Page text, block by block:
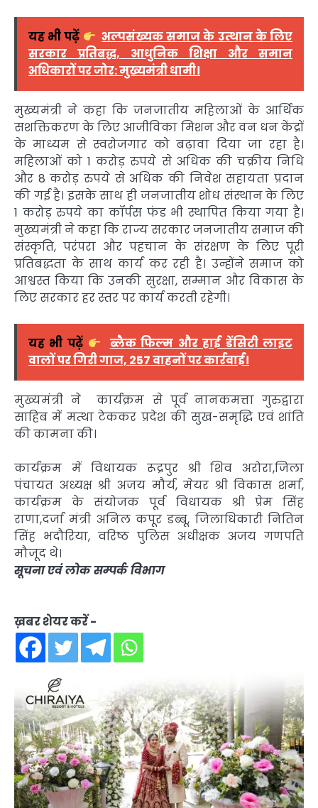
यह भी पढ़ें
अल्पसंख्यक समाज के उत्थान के लिए
सरकार प्रतिबद्ध, आधुनिक शिक्षा और समान
अधिकारों पर जोर: मुख्यमंत्री धामी।
मुख्यमंत्री ने कहा कि जनजातीय महिलाओं के आर्थिक
सशक्तिकरण के लिए आजीविका मिशन और वन धन केंद्रों
के माध्यम से स्वरोजगार को बढ़ावा दिया जा रहा है।
महिलाओं को 1 करोड़ रुपये से अधिक की चक्रीय निधि
और 8 करोड़ रुपये से अधिक की निवेश सहायता प्रदान
की गई है। इसके साथ ही जनजातीय शोध संस्थान के लिए
1 करोड़ रुपये का कॉर्पस फंड भी स्थापित किया गया है।
मुख्यमंत्री ने कहा कि राज्य सरकार जनजातीय समाज की
संस्कृति, परंपरा और पहचान के संरक्षण के लिए पूरी
प्रतिबद्धता के साथ कार्य कर रही है। उन्होंने समाज को
आश्वस्त किया कि उनकी सुरक्षा, सम्मान और विकास के
लिए सरकार हर स्तर पर कार्य करती रहेगी।
यह भी पढ़ें
ब्लैक फिल्म और हाई डेंसिटी लाइट
वालों पर गिरी गाज, 257 वाहनों पर कार्रवाई।
मुख्यमंत्री ने कार्यक्रम से पूर्व नानकमत्ता गुरुद्वारा
साहिब में मत्था टेककर प्रदेश की सुख-समृद्धि एवं शांति
की कामना की।
कार्यक्रम में विधायक रूद्रपुर श्री शिव अरोरा,जिला
पंचायत अध्यक्ष श्री अजय मौर्य, मेयर श्री विकास शर्मा,
कार्यक्रम के संयोजक पूर्व विधायक श्री प्रेम सिंह
राणा,दर्जा मंत्री अनिल कपूर डब्बू, जिलाधिकारी नितिन
सिंह भदौरिया, वरिष्ठ पुलिस अधीक्षक अजय गणपति
मौजूद थे।
सूचना एवं लोक सम्पर्क विभाग
ख़बर शेयर करें -